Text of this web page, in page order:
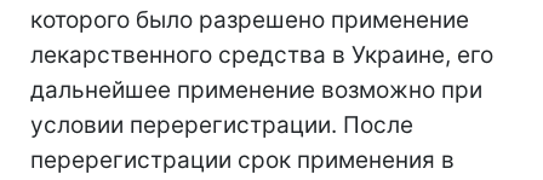
которого было разрешено применение
лекарственного средства в Украине, его
дальнейшее применение возможно при
условии перерегистрации. После
перерегистрации срок применения в